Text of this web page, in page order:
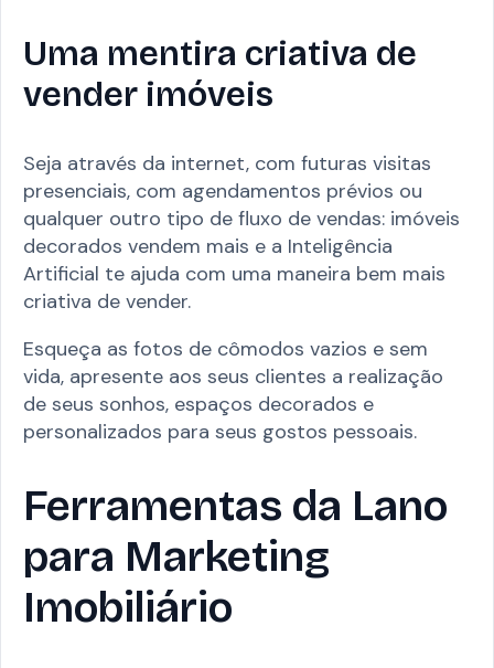
Uma mentira criativa de
vender imóveis
Seja através da internet, com futuras visitas
presenciais, com agendamentos prévios ou
qualquer outro tipo de fluxo de vendas: imóveis
decorados vendem mais e a Inteligência
Artificial te ajuda com uma maneira bem mais
criativa de vender.
Esqueça as fotos de cômodos vazios e sem
vida, apresente aos seus clientes a realização
de seus sonhos, espaços decorados e
personalizados para seus gostos pessoais.
Ferramentas da Lano
para Marketing
Imobiliário